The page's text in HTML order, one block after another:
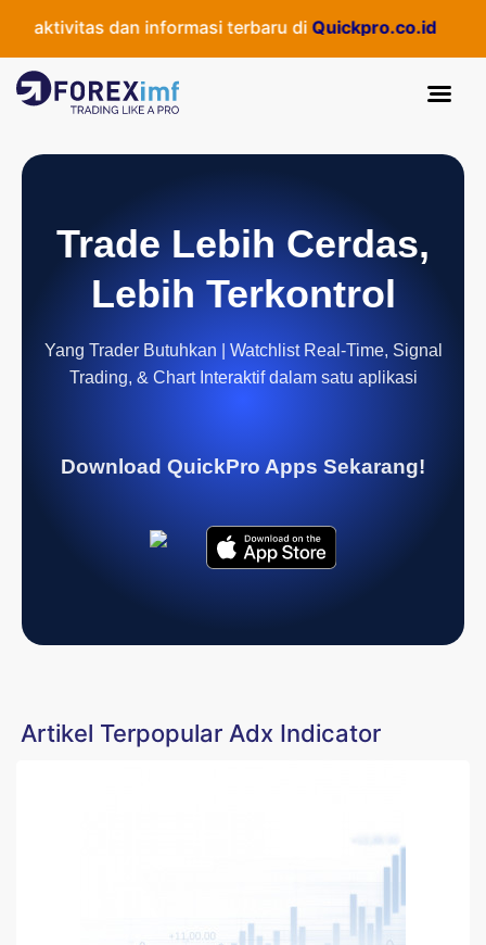
aktivitas dan informasi terbaru diQuickpro.co.id
Trade Lebih Cerdas,
Lebih Terkontrol
Yang Trader Butuhkan | Watchlist Real-Time, Signal
Trading, & Chart Interaktif dalam satu aplikasi
Download QuickPro Apps Sekarang!
Artikel Terpopular Adx Indicator